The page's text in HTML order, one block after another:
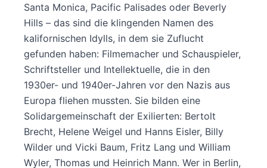
Santa Monica, Pacific Palisades oder Beverly
Hills – das sind die klingenden Namen des
kalifornischen Idylls, in dem sie Zuflucht
gefunden haben: Filmemacher und Schauspieler,
Schriftsteller und Intellektuelle, die in den
1930er- und 1940er-Jahren vor den Nazis aus
Europa fliehen mussten. Sie bilden eine
Solidargemeinschaft der Exilierten: Bertolt
Brecht, Helene Weigel und Hanns Eisler, Billy
Wilder und Vicki Baum, Fritz Lang und William
Wyler, Thomas und Heinrich Mann. Wer in Berlin,